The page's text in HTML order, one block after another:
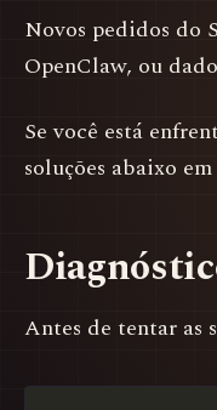
Novos pedidos do
OpenClaw, ou
Se você está
soluções abaixo
Antes de tentar as